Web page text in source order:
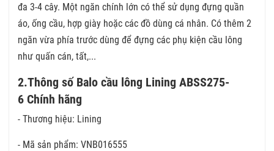
đa 3-4 cây. Một ngăn chính lớn có thể sử dụng đựng quần
áo, ống cầu, hợp giày hoặc các đồ dùng cá nhân. Có thêm 2
ngăn vừa phía trước dùng để đựng các phụ kiện cầu lông
như quấn cán, tất,...
2.Thông số Balo cầu lông Lining ABSS275-
6 Chính hãng
- Thương hiệu: Lining
- Mã sản phẩm: VNB016555